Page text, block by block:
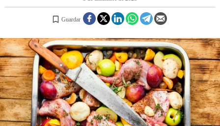
REGISTRO
INICIAR SESIÓN
Guardar